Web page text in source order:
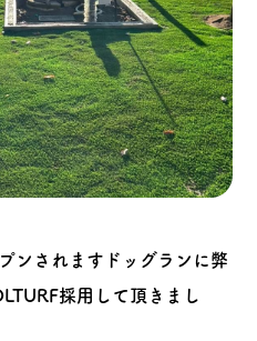
ンされますドッグランに弊
採用して頂きまし